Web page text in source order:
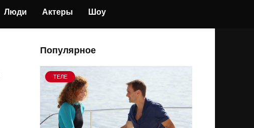
Люди Актеры Шоу
Популярное
ТЕЛЕ